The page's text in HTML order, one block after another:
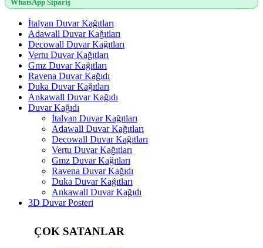
WhatsApp Sipariş
İtalyan Duvar Kağıtları
Adawall Duvar Kağıtları
Decowall Duvar Kağıtları
Vertu Duvar Kağıtları
Gmz Duvar Kağıtları
Ravena Duvar Kağıdı
Duka Duvar Kağıtları
Ankawall Duvar Kağıdı
Duvar Kağıdı
İtalyan Duvar Kağıtları
Adawall Duvar Kağıtları
Decowall Duvar Kağıtları
Vertu Duvar Kağıtları
Gmz Duvar Kağıtları
Ravena Duvar Kağıdı
Duka Duvar Kağıtları
Ankawall Duvar Kağıdı
3D Duvar Posteri
ÇOK SATANLAR